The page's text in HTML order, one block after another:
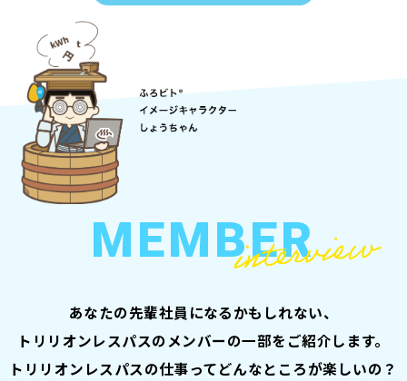
MEMBER
あなたの先輩社員になるかもしれない、
トリリオンレスパスのメンバーの一部をご紹介します。
トリリオンレスパスの仕事ってどんなところが楽しいの？